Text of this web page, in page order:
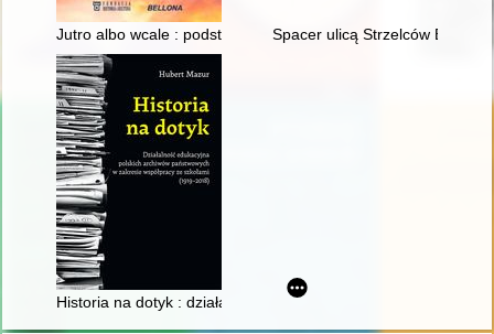
Jutro albo wcale : podstęp w działaniach bojowych lotnictwa
Spacer ulicą Strzelców
Historia na dotyk : działalność edukacyjna polskich archiwów